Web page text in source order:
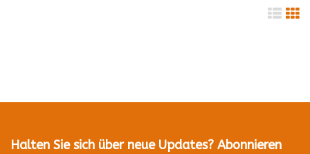
Halten Sie sich über neue Updates? Abonnieren